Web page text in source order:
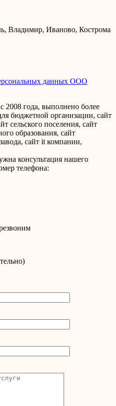
Владимир, Иваново, Кострома
данных ООО
2008 года, выполнено более
бюджетной организации, сайт
сельского поселения, сайт
образования, сайт
сайт it компании,
консультация нашего
телефона: